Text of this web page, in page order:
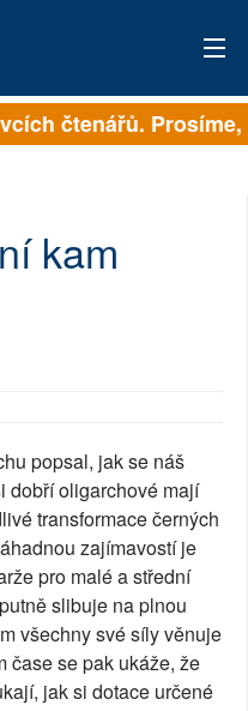
čtenářů. Prosíme,
kam
popsal, jak se náš
dobří oligarchové mají
transformace černých
zajímavostí je
pro malé a střední
slibuje na plnou
všechny své síly věnuje
čase se pak ukáže, že
jak si dotace určené